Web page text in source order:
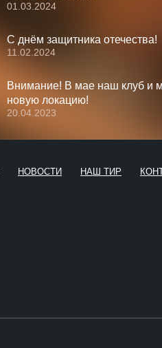
01.03.2024
С днём защитника отечества!
11.02.2024
Внимание! В мае наш клуб и
новую локацию!
20.04.2023
НОВОСТИ НАШ ТИР